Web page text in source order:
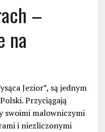
–
na
Jezior”, są jednym
Przyciągają
swoimi malowniczymi
i niezliczonymi